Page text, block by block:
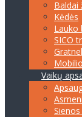
Baldai
Kėdės
Lauko
SICO
Vaikų